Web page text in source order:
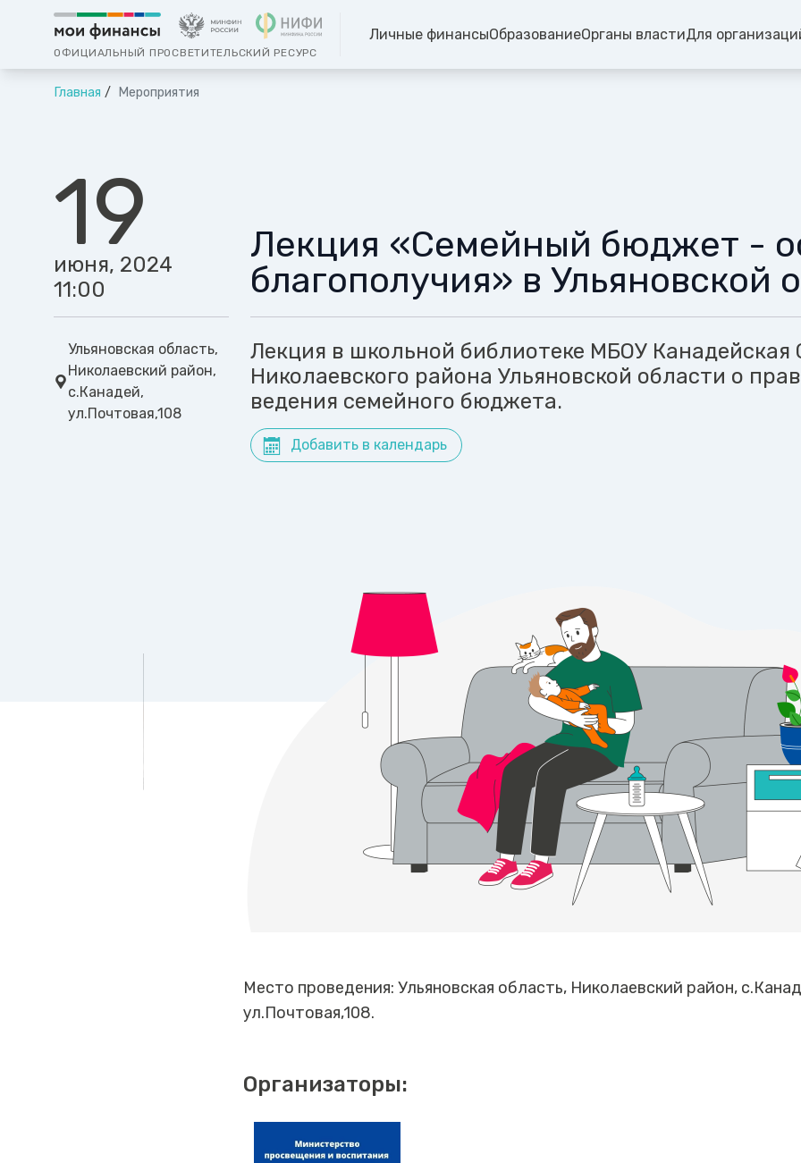
ОФИЦИАЛЬНЫЙ ПРОСВЕТИТЕЛЬСКИЙ РЕСУРС
Личные финансыОбразованиеОрганы властиДля
Главная Мероприятия
19
июня, 2024
11:00
Ульяновская область,
Николаевский район,
с.Канадей,
ул.Почтовая,108
Лекция «Семейный бюджет -
благополучия» в Ульяновской
Лекция в школьной библиотеке МБОУ
Николаевского района Ульяновской области о
ведения семейного бюджета.
Добавить в календарь
Место проведения: Ульяновская область, Николаевский район,
ул.Почтовая,108.
Организаторы: